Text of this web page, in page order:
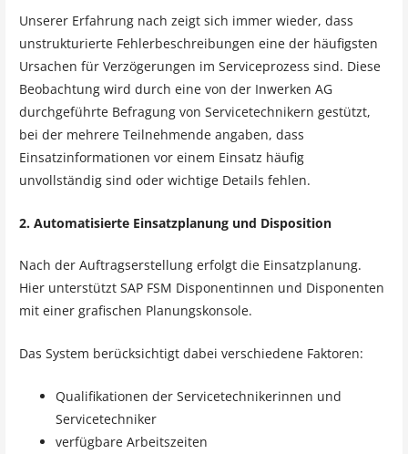
Unserer Erfahrung nach zeigt sich immer wieder, dass
unstrukturierte Fehlerbeschreibungen eine der häufigsten
Ursachen für Verzögerungen im Serviceprozess sind. Diese
Beobachtung wird durch eine von der Inwerken AG
durchgeführte Befragung von Servicetechnikern gestützt,
bei der mehrere Teilnehmende angaben, dass
Einsatzinformationen vor einem Einsatz häufig
unvollständig sind oder wichtige Details fehlen.
2. Automatisierte Einsatzplanung und Disposition
Nach der Auftragserstellung erfolgt die Einsatzplanung.
Hier unterstützt SAP FSM Disponentinnen und Disponenten
mit einer grafischen Planungskonsole.
Das System berücksichtigt dabei verschiedene Faktoren:
Qualifikationen der Servicetechnikerinnen und
Servicetechniker
verfügbare Arbeitszeiten